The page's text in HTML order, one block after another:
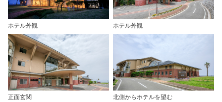
ホテル外観 ホテル外観
正面玄関 北側からホテルを望む